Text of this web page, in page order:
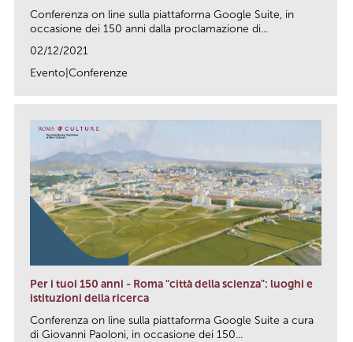
Conferenza on line sulla piattaforma Google Suite, in
occasione dei 150 anni dalla proclamazione di...
02/12/2021
Evento|Conferenze
Per i tuoi 150 anni - Roma "città della scienza": luoghi e
istituzioni della ricerca
Conferenza on line sulla piattaforma Google Suite a cura
di Giovanni Paoloni, in occasione dei 150...